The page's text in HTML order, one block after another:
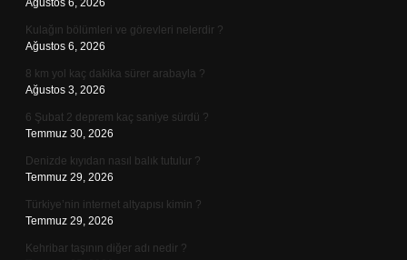
Ağustos 6, 2026
Kulağın bölümleri ve görevleri nelerdir ?
Ağustos 6, 2026
8 km yol kaç dakika sürer arabayla ?
Ağustos 3, 2026
6 Şubat 2 deprem kaç saniye sürdü ?
Temmuz 30, 2026
Denizde kıyıdan nasıl balık tutulur ?
Temmuz 29, 2026
Türkiye’nin internet altyapısı kimin ?
Temmuz 29, 2026
Kehribar taşının diğer adı nedir ?